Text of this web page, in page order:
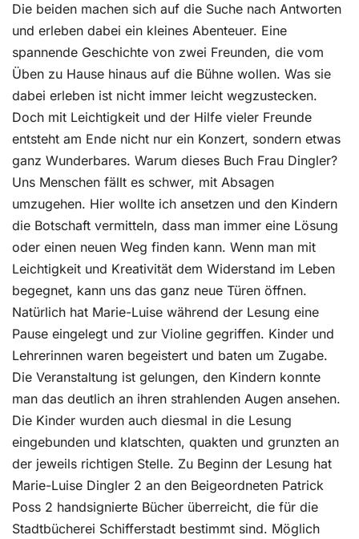
Die beiden machen sich auf die Suche nach Antworten
und erleben dabei ein kleines Abenteuer. Eine
spannende Geschichte von zwei Freunden, die vom
Üben zu Hause hinaus auf die Bühne wollen. Was sie
dabei erleben ist nicht immer leicht wegzustecken.
Doch mit Leichtigkeit und der Hilfe vieler Freunde
entsteht am Ende nicht nur ein Konzert, sondern etwas
ganz Wunderbares. Warum dieses Buch Frau Dingler?
Uns Menschen fällt es schwer, mit Absagen
umzugehen. Hier wollte ich ansetzen und den Kindern
die Botschaft vermitteln, dass man immer eine Lösung
oder einen neuen Weg finden kann. Wenn man mit
Leichtigkeit und Kreativität dem Widerstand im Leben
begegnet, kann uns das ganz neue Türen öffnen.
Natürlich hat Marie-Luise während der Lesung eine
Pause eingelegt und zur Violine gegriffen. Kinder und
Lehrerinnen waren begeistert und baten um Zugabe.
Die Veranstaltung ist gelungen, den Kindern konnte
man das deutlich an ihren strahlenden Augen ansehen.
Die Kinder wurden auch diesmal in die Lesung
eingebunden und klatschten, quakten und grunzten an
der jeweils richtigen Stelle. Zu Beginn der Lesung hat
Marie-Luise Dingler 2 an den Beigeordneten Patrick
Poss 2 handsignierte Bücher überreicht, die für die
Stadtbücherei Schifferstadt bestimmt sind. Möglich